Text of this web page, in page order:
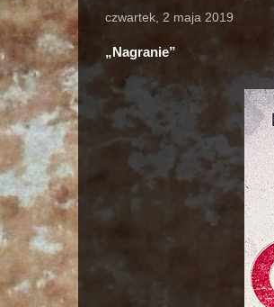
czwartek, 2 maja 2019
„Nagranie”